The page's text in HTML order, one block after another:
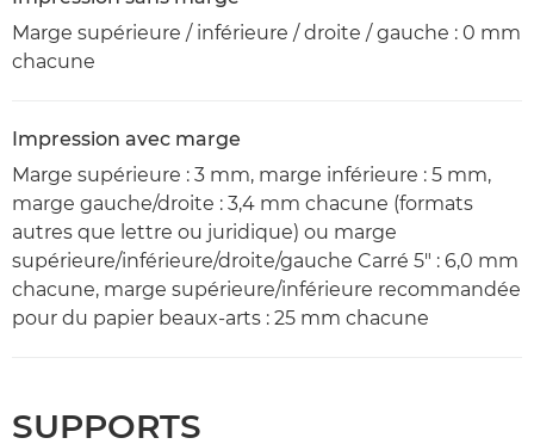
Marge supérieure / inférieure / droite / gauche : 0 mm
chacune
Impression avec marge
Marge supérieure : 3 mm, marge inférieure : 5 mm,
marge gauche/droite : 3,4 mm chacune (formats
autres que lettre ou juridique) ou marge
supérieure/inférieure/droite/gauche Carré 5" : 6,0 mm
chacune, marge supérieure/inférieure recommandée
pour du papier beaux-arts : 25 mm chacune
SUPPORTS